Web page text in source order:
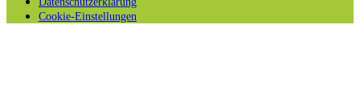
Cookie-Einstellungen